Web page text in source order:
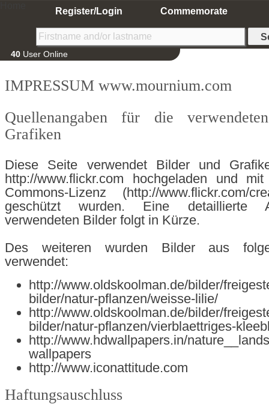
Register/Login Commemorate
40 User Online
IMPRESSUM www.mournium.com
Quellenangaben für die
Grafiken
Diese Seite verwendet Bilder und
http://www.flickr.com hochgeladen und
Commons-Lizenz (http://www.flickr.com/
geschützt wurden. Eine detaillierte
verwendeten Bilder folgt in Kürze.
Des weiteren wurden Bilder aus
verwendet:
http://www.oldskoolman.de/bilder/
bilder/natur-pflanzen/weisse-lilie/
http://www.oldskoolman.de/bilder/
bilder/natur-pflanzen/vierblaettriges-
http://www.hdwallpapers.in/
wallpapers
http://www.iconattitude.com
Haftungsauschluss